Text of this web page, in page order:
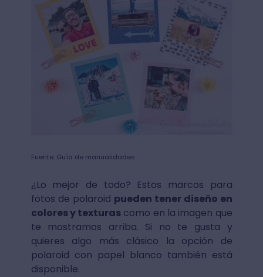
Fuente: Guía de manualidades
¿Lo mejor de todo? Estos marcos para
fotos de polaroid pueden tener diseño en
colores y texturas como en la imagen que
te mostramos arriba. Si no te gusta y
quieres algo más clásico la opción de
polaroid con papel blanco también está
disponible.